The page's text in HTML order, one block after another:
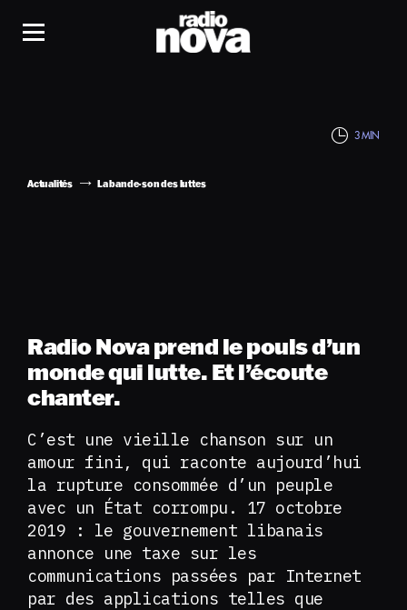
Actualités La bande-son des luttes
3 MIN
Radio Nova prend le pouls d’un
monde qui lutte. Et l’écoute
chanter.
C’est une vieille chanson sur un
amour fini, qui raconte aujourd’hui
la rupture consommée d’un peuple
avec un État corrompu. 17 octobre
2019 : le gouvernement libanais
annonce une taxe sur les
communications passées par Internet
par des applications telles que